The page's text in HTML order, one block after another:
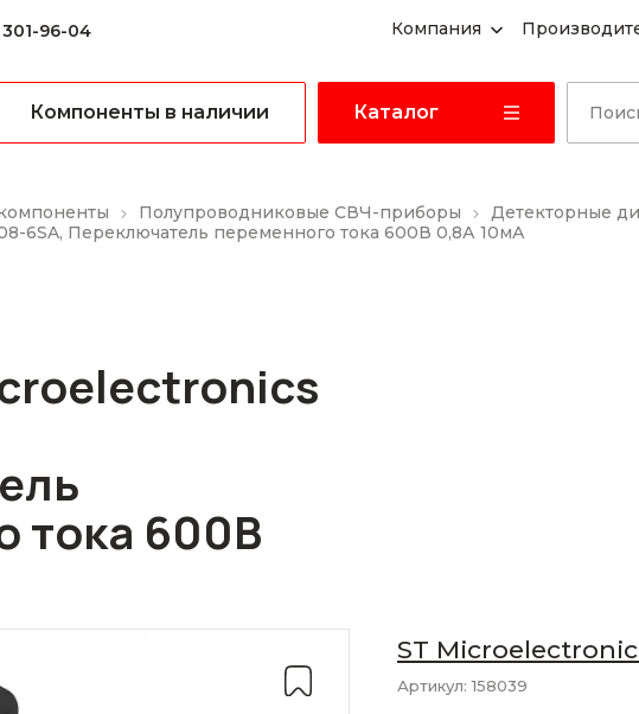
96-04 Компания
Компоненты в наличии Каталог
Полупроводниковые СВЧ-приборы
Детекторные
6SA, Переключатель переменного тока 600В 0,8А 10мА
тока 600В
ST
Артикул: 158039